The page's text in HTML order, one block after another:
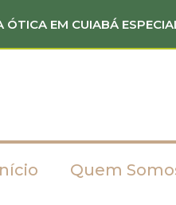
ÓTICA EM CUIABÁ
Quem